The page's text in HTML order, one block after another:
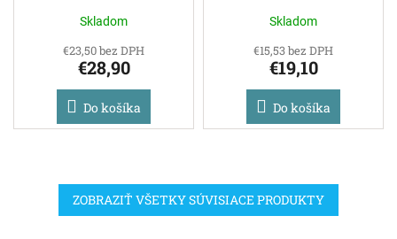
Skladom
€23,50 bez DPH
€28,90
Do košíka
Skladom
€15,53 bez DPH
€19,10
Do košíka
ZOBRAZIŤ VŠETKY SÚVISIACE PRODUKTY